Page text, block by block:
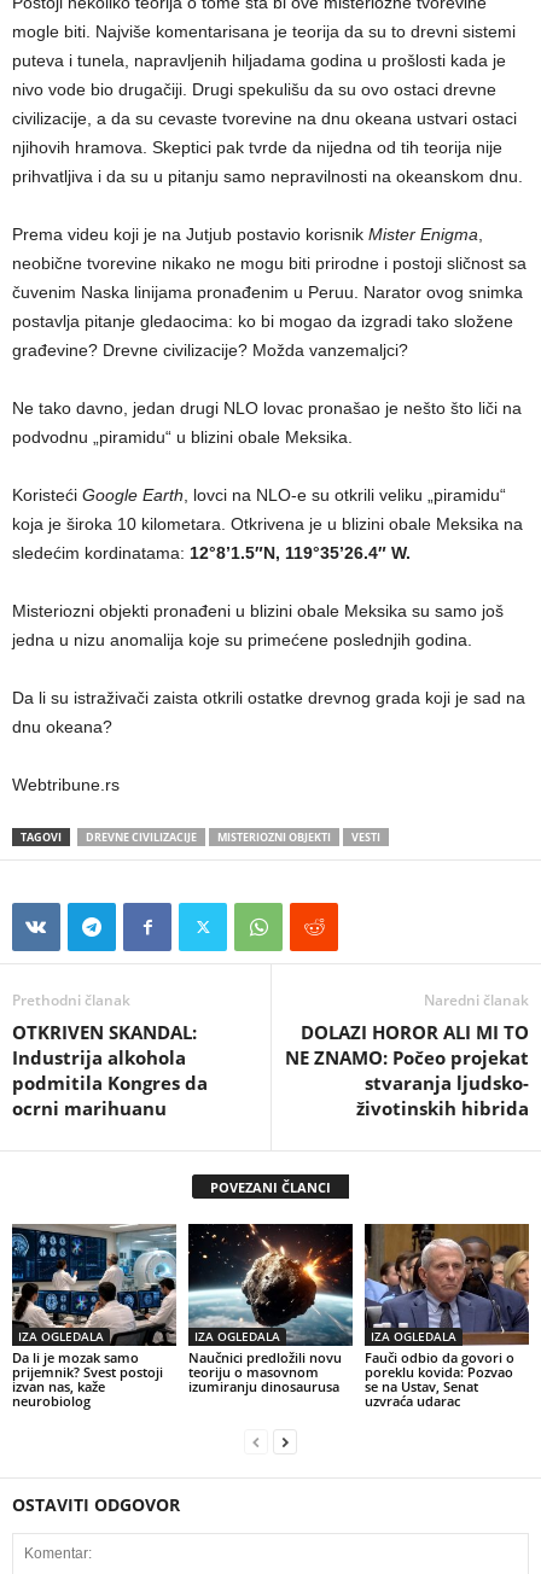
mogle biti. Najviše komentarisana je teorija da su to drevni sistemi
puteva i tunela, napravljenih hiljadama godina u prošlosti kada je
nivo vode bio drugačiji. Drugi spekulišu da su ovo ostaci drevne
civilizacije, a da su cevaste tvorevine na dnu okeana ustvari ostaci
njihovih hramova. Skeptici pak tvrde da nijedna od tih teorija nije
prihvatljiva i da su u pitanju samo nepravilnosti na okeanskom dnu.
Prema videu koji je na Jutjub postavio korisnik Mister Enigma
neobične tvorevine nikako ne mogu biti prirodne i postoji sličnost sa
čuvenim Naska linijama pronađenim u Peruu. Narator ovog snimka
postavlja pitanje gledaocima: ko bi mogao da izgradi tako složene
građevine? Drevne civilizacije? Možda vanzemaljci?
Ne tako davno, jedan drugi NLO lovac pronašao je nešto što liči na
podvodnu „piramidu“ u blizini obale Meksika.
Koristeći Google Earth , lovci na NLO-e su otkrili veliku „piramidu“
koja je široka 10 kilometara. Otkrivena je u blizini obale Meksika na
sledećim kordinatama: 12°8’1.5″N, 119°35’26.4″ W.
Misteriozni objekti pronađeni u blizini obale Meksika su samo još
jedna u nizu anomalija koje su primećene poslednjih godina.
Da li su istraživači zaista otkrili ostatke drevnog grada koji je sad na
dnu okeana?
Webtribune.rs
TAGOVI DREVNE CIVILIZACIJE MISTERIOZNI OBJEKTI VESTI
Prethodni članak
OTKRIVEN SKANDAL:
Industrija alkohola
podmitila Kongres da
ocrni marihuanu
Naredni članak
DOLAZI HOROR ALI MI TO
NE ZNAMO: Počeo projekat
stvaranja ljudsko-
životinskih hibrida
POVEZANI ČLANCI
IZA OGLEDALA
Da li je mozak samo
prijemnik? Svest postoji
izvan nas, kaže
neurobiolog
IZA OGLEDALA
Naučnici predložili novu
teoriju o masovnom
izumiranju dinosaurusa
IZA OGLEDALA
Fauči odbio da govori o
poreklu kovida: Pozvao
se na Ustav, Senat
uzvraća udarac
OSTAVITI ODGOVOR